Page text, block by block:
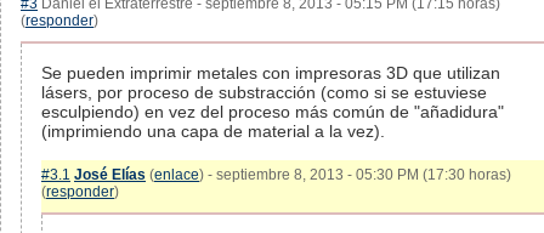
#3 Daniel el Extraterrestre - septiembre 8, 2013 - 05:15 PM (17:15 horas)
(responder)
Se pueden imprimir metales con impresoras 3D que utilizan
lásers, por proceso de substracción (como si se estuviese
esculpiendo) en vez del proceso más común de "añadidura"
(imprimiendo una capa de material a la vez).
#3.1 José Elías (enlace) - septiembre 8, 2013 - 05:30 PM (17:30 horas)
(responder)